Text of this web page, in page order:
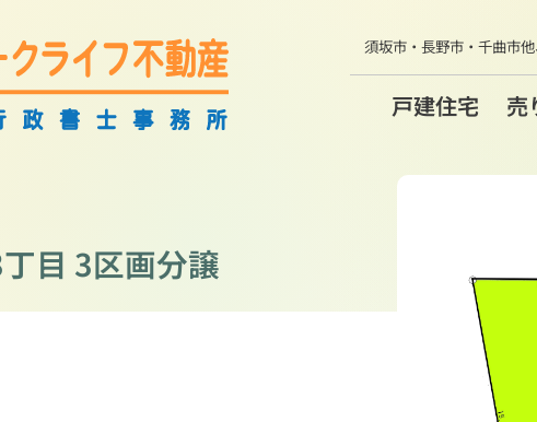
須坂市・長野市・千曲市他
戸建住宅 売
目 3区画分譲